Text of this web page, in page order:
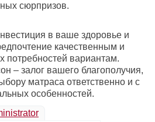
сюрпризов.
в ваше здоровье и
качественным и
вариантам.
– залог вашего благополучия,
матраса ответственно и с
особенностей.